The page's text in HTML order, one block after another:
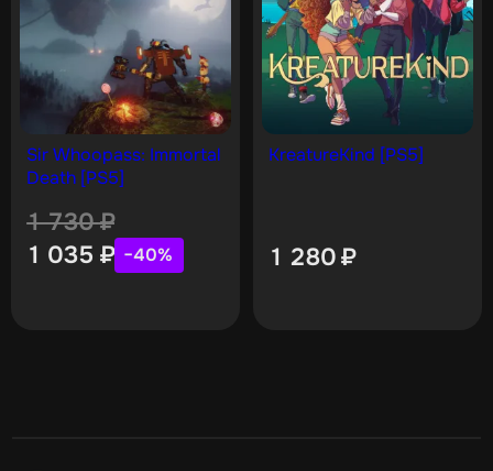
Sir Whoopass: Immortal
Death [PS5]
1 730₽
1 035 ₽ −40%
KreatureKind [PS5]
1 280₽